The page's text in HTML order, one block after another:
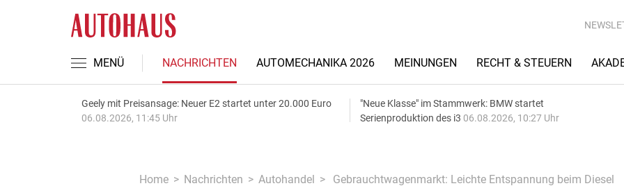
MENÜ NACHRICHTEN AUTOMECHANIKA 2026 MEINUNGEN RECHT & STEUERN
Geely mit Preisansage: Neuer E2 startet unter 20.000 Euro
06.08.2026, 11:45 Uhr
"Neue Klasse" im Stammwerk: BMW startet
Serienproduktion des i3 06.08.2026, 10:27 Uhr
Home Nachrichten Autohandel Gebrauchtwagenmarkt: Leichte Entspannung beim Diesel